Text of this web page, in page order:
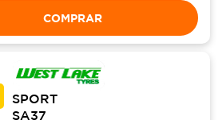
COMPRAR
SPORT
SA37